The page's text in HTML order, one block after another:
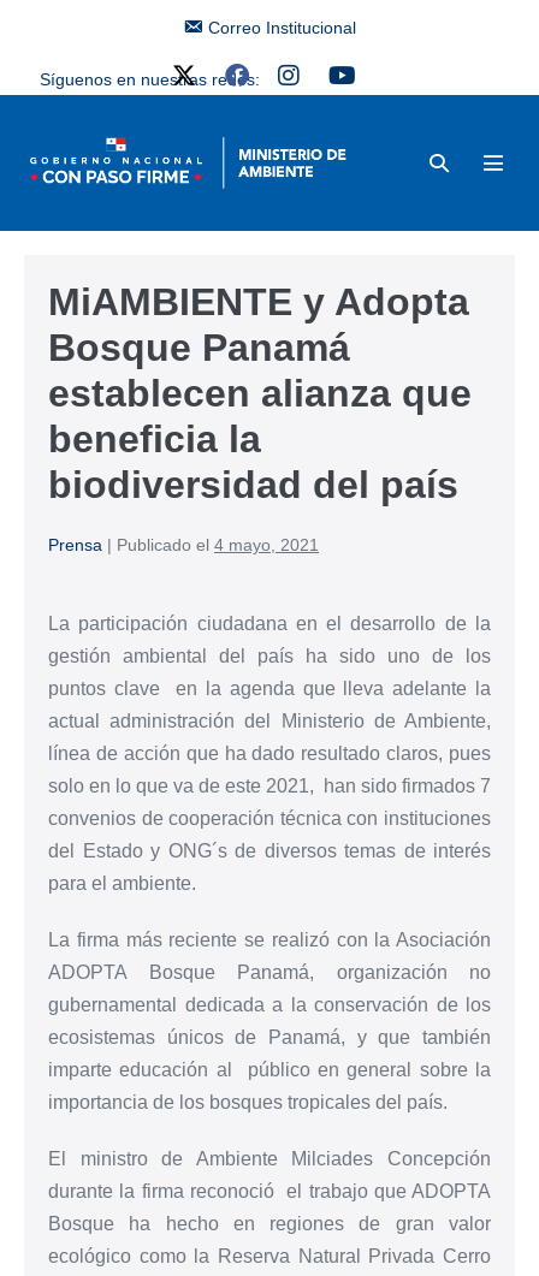
Correo Institucional
Síguenos en nuestras redes:
MiAMBIENTE y Adopta
Bosque Panamá
establecen alianza que
beneficia la
biodiversidad del país
Prensa | Publicado el 4 mayo, 2021
La participación ciudadana en el desarrollo de la
gestión ambiental del país ha sido uno de los
puntos clave en la agenda que lleva adelante la
actual administración del Ministerio de Ambiente,
línea de acción que ha dado resultado claros, pues
solo en lo que va de este 2021, han sido firmados 7
convenios de cooperación técnica con instituciones
del Estado y ONG´s de diversos temas de interés
para el ambiente.
La firma más reciente se realizó con la Asociación
ADOPTA Bosque Panamá, organización no
gubernamental dedicada a la conservación de los
ecosistemas únicos de Panamá, y que también
imparte educación al público en general sobre la
importancia de los bosques tropicales del país.
El ministro de Ambiente Milciades Concepción
durante la firma reconoció el trabajo que ADOPTA
Bosque ha hecho en regiones de gran valor
ecológico como la Reserva Natural Privada Cerro